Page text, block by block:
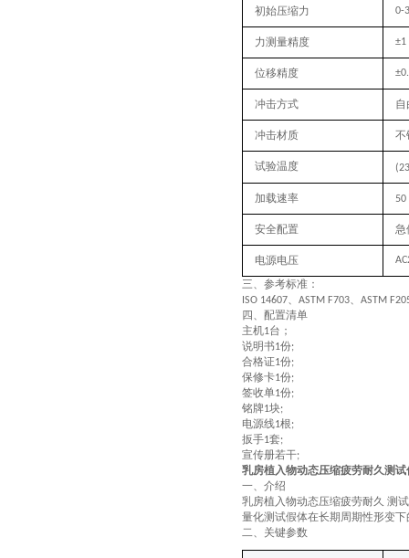
初始压缩力 0-
力测量精度 ±1
位移精度 ±0.
冲击方式 自
冲击材质 不
试验温度
加载速率 50
安全配置 急
电源电压
三、 参考标准：
ISO 14607、 ASTM F703、 ASTM
四、配置清单
主机1台；
说明书1份;
合格证1份;
保修卡1份;
签收单1份;
铭牌1块;
电源线1根;
扳手1套;
宣传册若干;
乳房植入物动态压缩疲劳耐久测试
‌一、 介绍
乳房植入物动态压缩疲劳耐久 测
量化测试假体在长期周期性形变
‌二、关键参数